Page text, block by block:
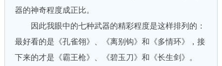
器的神奇程度成正比。
因此我眼中的七种武器的精彩程度是这样排列的：
最好看的是《孔雀翎》、《离别钩》和《多情环》，接
下来的才是《霸王枪》、《碧玉刀》和《长生剑》。